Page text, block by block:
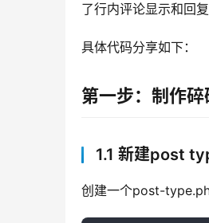
了行内评论显示和回
具体代码分享如下：
第一步：制作碎
1.1 新建post
创建一个post-